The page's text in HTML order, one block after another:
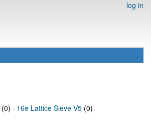
log in
(0) · 16e Lattice Sieve V5 (0)